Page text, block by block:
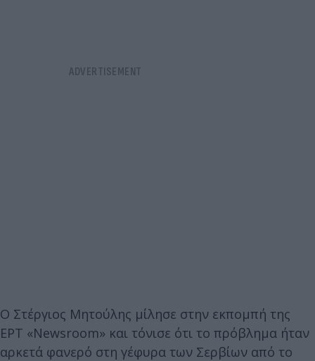
Ο Στέργιος Μητούλης μίλησε στην εκπομπή της
ΕΡΤ «Newsroom» και τόνισε ότι το πρόβλημα ήταν
αρκετά φανερό στη γέφυρα των Σερβίων από το